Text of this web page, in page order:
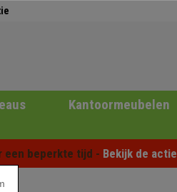
Kantoormeubelen
een beperkte tijd - Bekijk de actie